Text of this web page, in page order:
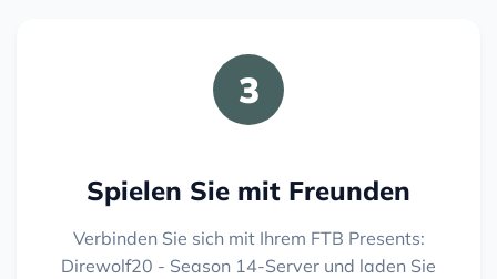
3
Spielen Sie mit Freunden
Verbinden Sie sich mit Ihrem FTB Presents:
Direwolf20 - Season 14-Server und laden Sie